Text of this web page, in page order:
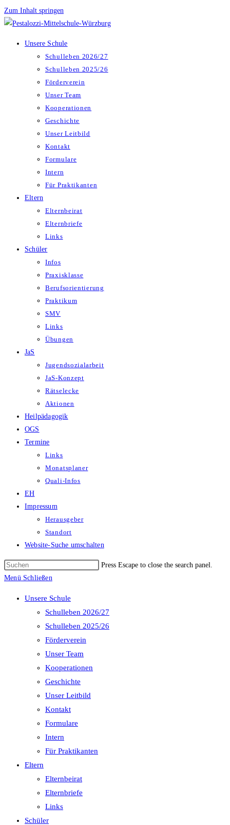
Zum Inhalt springen
Unsere Schule
Schulleben 2026/27
Schulleben 2025/26
Förderverein
Unser Team
Kooperationen
Geschichte
Unser Leitbild
Kontakt
Formulare
Intern
Für Praktikanten
Eltern
Elternbeirat
Elternbriefe
Links
Schüler
Infos
Praxisklasse
Berufsorientierung
Praktikum
SMV
Links
Übungen
JaS
Jugendsozialarbeit
JaS-Konzept
Rätselecke
Aktionen
Heilpädagogik
OGS
Termine
Links
Monatsplaner
Quali-Infos
EH
Impressum
Herausgeber
Standort
Website-Suche umschalten
Press Escape to close the search panel.
Menü Schließen
Unsere Schule
Schulleben 2026/27
Schulleben 2025/26
Förderverein
Unser Team
Kooperationen
Geschichte
Unser Leitbild
Kontakt
Formulare
Intern
Für Praktikanten
Eltern
Elternbeirat
Elternbriefe
Links
Schüler